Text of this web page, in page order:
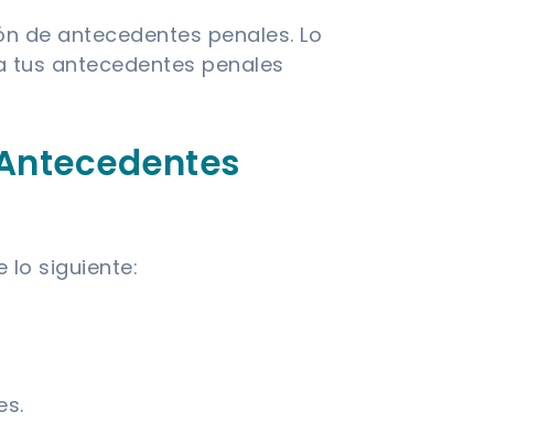
de antecedentes penales. Lo
tus antecedentes penales
lo siguiente: